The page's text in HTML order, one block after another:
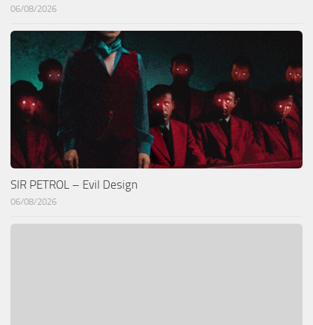
06/08/2026
SIR PETROL – Evil Design
06/08/2026